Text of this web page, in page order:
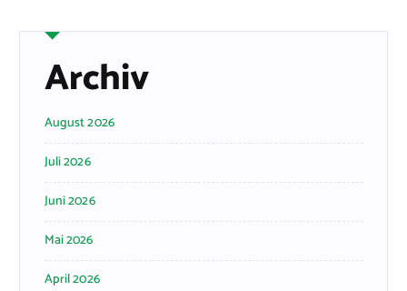
Archiv
August 2026
Juli 2026
Juni 2026
Mai 2026
April 2026